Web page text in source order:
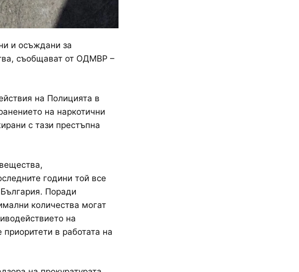
и осъждани за
съобщават от ОДМВР –
на Полицията в
на наркотични
с тази престъпна
години той все
Поради
количества могат
на
в работата на